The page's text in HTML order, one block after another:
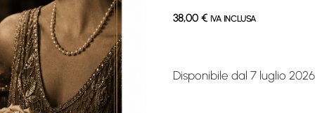
38,00€ IVA INCLUSA
Disponibile dal 7 luglio 2026